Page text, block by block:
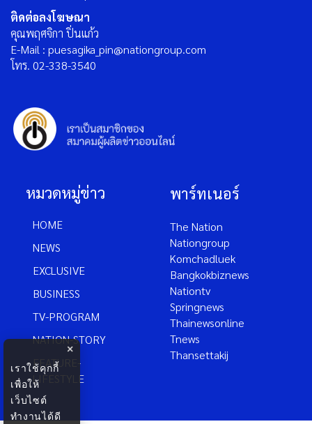
ติดต่อลงโฆษณา
คุณพฤศจิกา ปิ่นแก้ว
E-Mail : puesagika_pin@nationgroup.com
โทร. 02-338-3540
หมวดหมู่ข่าว
HOME
NEWS
EXCLUSIVE
BUSINESS
TV-PROGRAM
NATION-STORY
FEATURE-
LIFESTYLE
พาร์ทเนอร์
The Nation
Nationgroup
Komchadluek
Bangkokbiznews
Nationtv
Springnews
Thainewsonline
Tnews
Thansettakij
×
เราใช้คุกกี้
เพื่อให้
เว็บไซต์
ทำงานได้ดี